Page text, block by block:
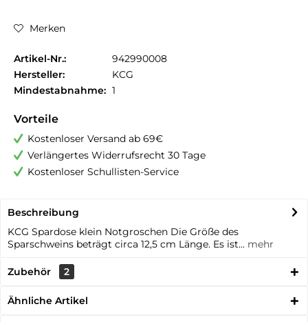
Merken
Artikel-Nr.:
942990008
Hersteller:
KCG
Mindestabnahme: 1
Vorteile
Kostenloser Versand ab 69€
Verlängertes Widerrufsrecht 30 Tage
Kostenloser Schullisten-Service
Beschreibung
KCG Spardose klein Notgroschen Die Größe des
Sparschweins beträgt circa 12,5 cm Länge. Es ist... mehr
Zubehör 2
Ähnliche Artikel